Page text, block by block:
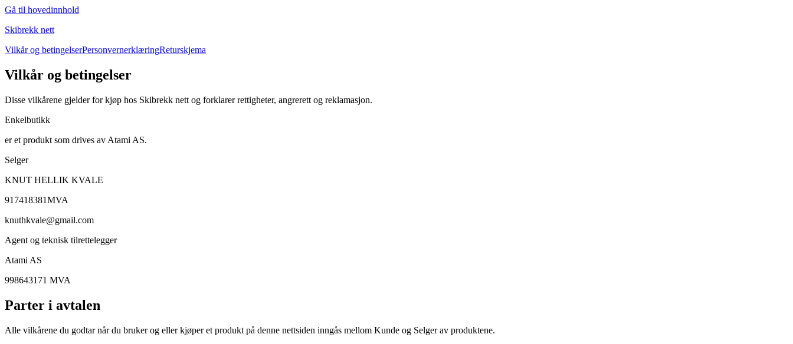
Gå til hovedinnhold
Skibrekk nett
Vilkår og betingelserPersonvernerklæringReturskjema
Vilkår og betingelser
Disse vilkårene gjelder for kjøp hos Skibrekk nett og forklarer rettigheter, angrerett og reklamasjon.
Enkelbutikk
er et produkt som drives av Atami AS.
Selger
KNUT HELLIK KVALE
917418381MVA
knuthkvale@gmail.com
Agent og teknisk tilrettelegger
Atami AS
998643171 MVA
Parter i avtalen
Alle vilkårene du godtar når du bruker og eller kjøper et produkt på denne nettsiden inngås mellom Kunde og Selger av produktene.